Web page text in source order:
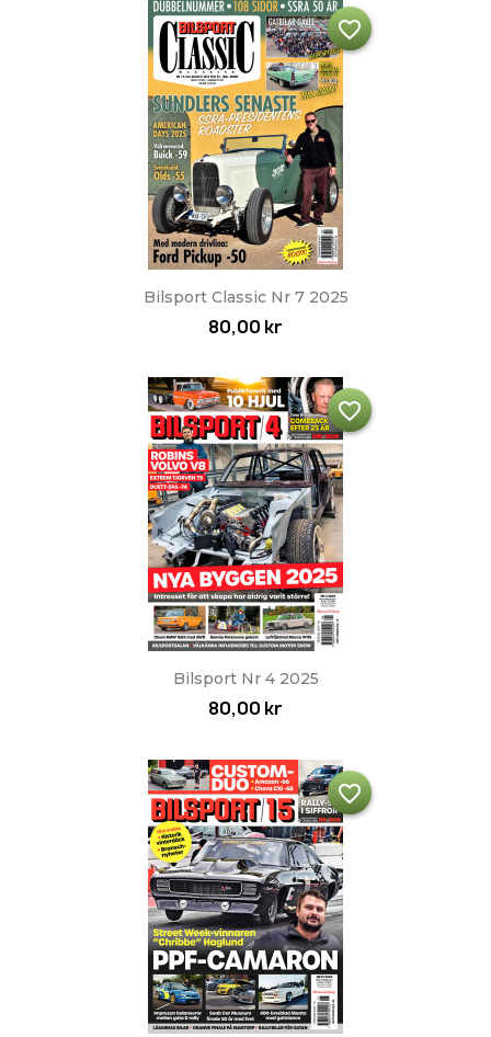
Bilsport Classic Nr 7 2025
80,00 kr
favorite_border
Bilsport Nr 4 2025
80,00 kr
favorite_border
favorite_border